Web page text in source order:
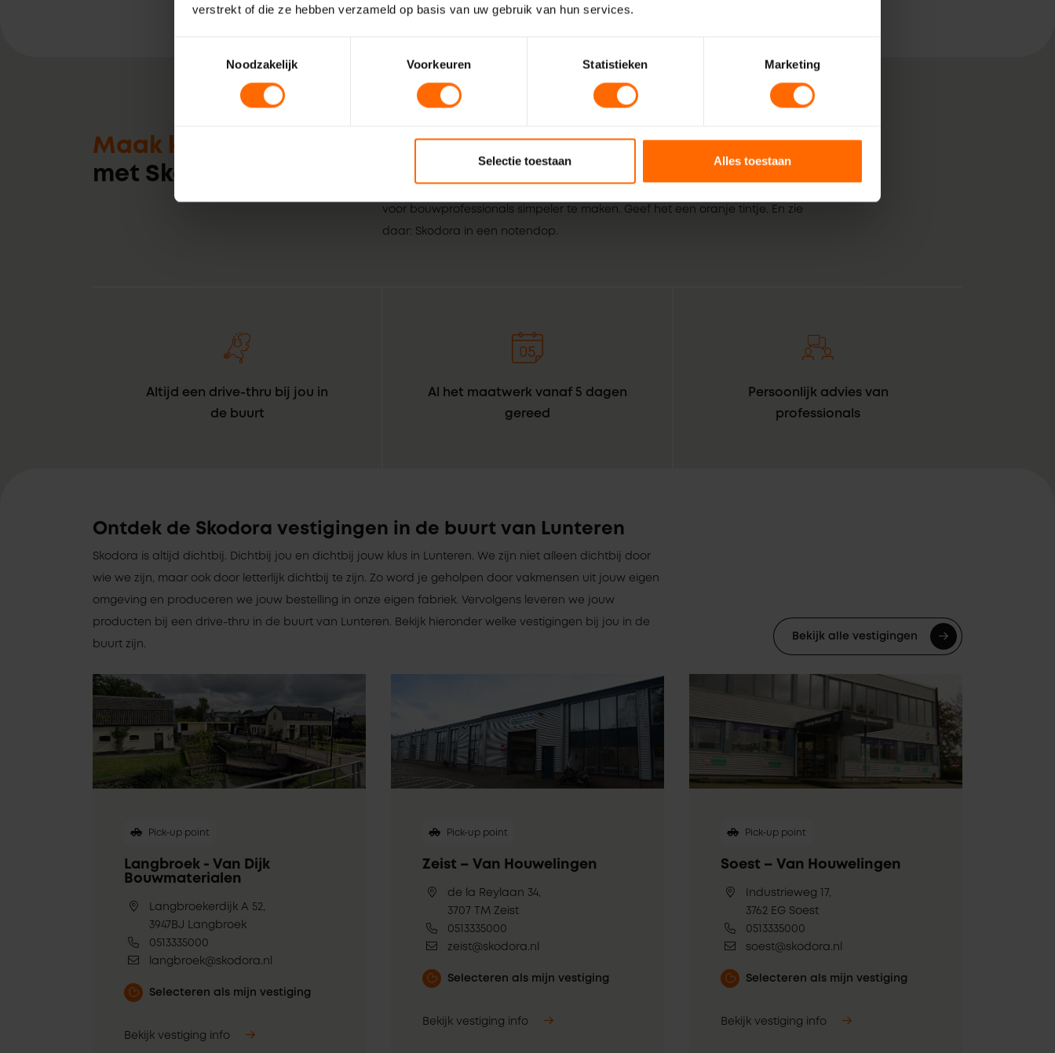
verstrekt of die ze hebben verzameld op basis van uw gebruik van hun services.
Noodzakelijk
Voorkeuren Statistieken Marketing
Selectie toestaan Alles toestaan
Maak kennis
met Skodora
Wij zijn Skodora. Een gepassioneerd, lokaal familiebedrijf, bestaande uit pure
vakmensen. Echte professionals die weten wat het beste is voor jouw klus in
voor bouwprofessionals simpeler te maken. Geef het een oranje tintje. En zie
daar: Skodora in een notendop.
Altijd een drive-thru bij jou in
de buurt
Al het maatwerk vanaf 5 dagen
gereed
Persoonlijk advies van
professionals
Ontdek de Skodora vestigingen in de buurt van Lunteren
Skodora is altijd dichtbij. Dichtbij jou en dichtbij jouw klus in Lunteren. We zijn niet alleen dichtbij door
wie we zijn, maar ook door letterlijk dichtbij te zijn. Zo word je geholpen door vakmensen uit jouw eigen
omgeving en produceren we jouw bestelling in onze eigen fabriek. Vervolgens leveren we jouw
producten bij een drive-thru in de buurt van Lunteren. Bekijk hieronder welke vestigingen bij jou in de
buurt zijn.
Bekijk alle vestigingen
Pick-up point
Langbroek - Van Dijk
Bouwmaterialen
Langbroekerdijk A 52,
3947BJ Langbroek
0513335000
langbroek@skodora.nl
Selecteren als mijn vestiging
Bekijk vestiging info
Pick-up point
Zeist – Van Houwelingen
de la Reylaan 34,
3707 TM Zeist
0513335000
zeist@skodora.nl
Selecteren als mijn vestiging
Bekijk vestiging info
Pick-up point
Soest – Van Houwelingen
Industrieweg 17,
3762 EG Soest
0513335000
soest@skodora.nl
Selecteren als mijn vestiging
Bekijk vestiging info